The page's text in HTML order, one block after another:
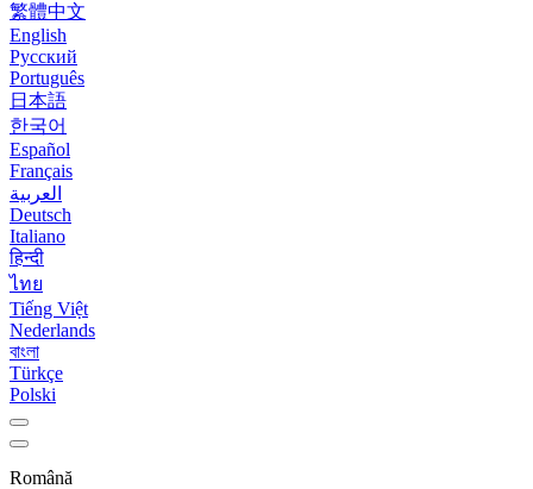
繁體中文
English
Русский
Português
日本語
한국어
Español
Français
العربية
Deutsch
Italiano
हिन्दी
ไทย
Tiếng Việt
Nederlands
বাংলা
Türkçe
Polski
Română